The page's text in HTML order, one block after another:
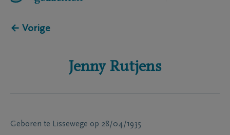
← Vorige
Jenny Rutjens
Geboren te Lissewege op 28/04/1935